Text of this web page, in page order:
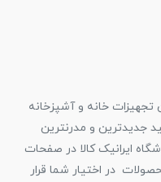
تجهیزات خانه و آشپزخانه
جدیدترین و مدرنترین
ایرانیک کالا در صفحات
در اختیار شما قرار